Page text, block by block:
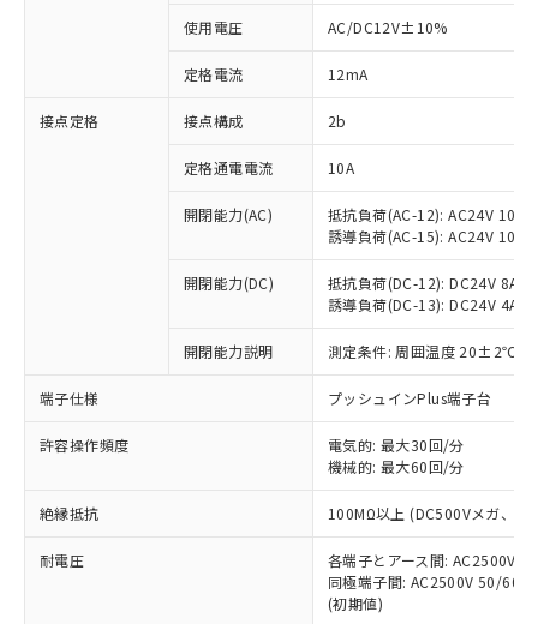
使用電圧 AC/DC12V±10%
定格電流 12mA
接点定格 接点構成 2b
定格通電電流 10A
開閉能力(AC)
抵抗負荷(AC-12): AC24V 10A/
誘導負荷(AC-15): AC24V
開閉能力(DC)
抵抗負荷(DC-12): DC24V 8A/
誘導負荷(DC-13): DC24V 4A/
開閉能力説明 測定条件: 周囲温度 20±2℃、
端子仕様 プッシュインPlus端子台
許容操作頻度
電気的: 最大30回/分
機械的: 最大60回/分
絶縁抵抗 100MΩ以上 (DC500Vメガ、点
耐電圧
各端子とアース間: AC2500V
同極端子間: AC2500V 50/
(初期値)
ご利用条件
以下の条件をお読みいただき、同意のうえ
ご利用ください。
本サービスは、当社制御機器事業取扱
商品の当社在庫状況および標準価格
(税抜)を提供させていただくもので
当社制御機器事業取扱商品の中には、
本サービスの対象外となる商品もある
ことをご了承ください。
在庫状況および標準価格照会結果は、
記載している更新日時点での社内デー
タに基づき作成されるものであり、閲
覧された時点での実際の在庫および標
準価格とは異なる場合があることをご
※1 対応状況
対応済み：EU RoHS指令（10物質）の
非含有に対応した製品が提供可能な商品で
す。
対応予定：EU RoHS指令（10物質）の非含
有に対応した製品に切り替える予定のある
対応予定なし：EU RoHS指令（10物質）の
非含有に非対応の商品で、対応品を出す予
定はありません。
調査・確認中：EU RoHS指令（10物質）の
非含有の対応状況を調査中または確認中の
非該当品：ライセンス料など無形物で、有
害物質有無と関係のない商品です。
仕入先様の事情により、非含有部品として
いたものが、含有品と判明した場合などや
むを得ず変更することがあります。
六価クロム(Cr(Ⅵ)) 1000ppm以下、ポリ臭化ビフェニル
類(PBB) 1000ppm以下、ポリ臭化ジフェニルエーテル類
「○」：最大均質材料含有率が中国RoHSの
基準値以下であることを示します。
「×」：最大均質材料含有率が中国RoHSの
基準値を超えていることを示します。
「－」：未確認です。当社販売部門へお問
*中国RoHS10物質の基準値 (GB/T26572)：
Pb(鉛) :1000ppm、 Hg(水銀) : 1000ppm、 Cd(カドミウ
Cr(Ⅵ)(六価クロム) : 1000ppm、 PBBs(ポリ臭化ビフェ
当社は、これら貴社製品のうち、外国
為替および外国貿易法に定める商品
（以下｢規制貨物等」という）を輸出
または国外への提供する場合は、日本
国政府の輸出許可(または役務取引許
可)を取得するなどの必要な手続きを